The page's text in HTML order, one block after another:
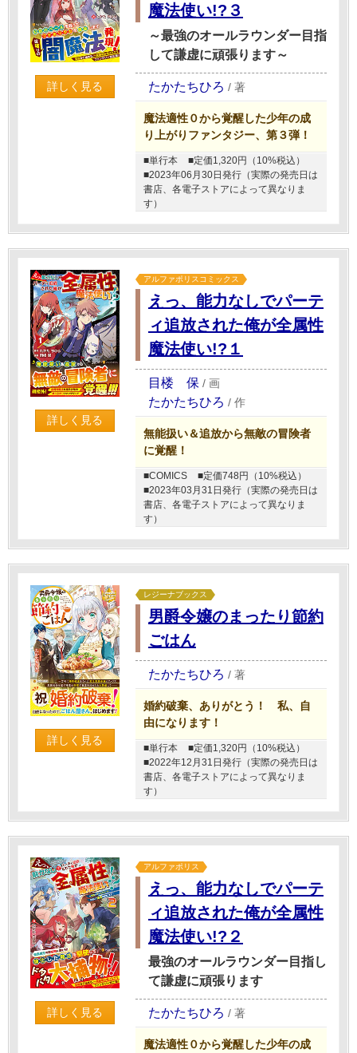
詳しく見る
魔法使い!?３
～最強のオールラウンダー目指
して謙虚に頑張ります～
たかたちひろ / 著
魔法適性０から覚醒した少年の成
り上がりファンタジー、第３弾！
■単行本
■定価1,320円（10%税込）
■2023年06月30日発行（実際の発売日は
書店、各電子ストアによって異なりま
す）
詳しく見る
アルファポリスコミックス
えっ、能力なしでパーテ
ィ追放された俺が全属性
魔法使い!?１
目楼 保 / 画
たかたちひろ / 作
無能扱い＆追放から無敵の冒険者
に覚醒！
■COMICS
■定価748円（10%税込）
■2023年03月31日発行（実際の発売日は
書店、各電子ストアによって異なりま
す）
詳しく見る
レジーナブックス
男爵令嬢のまったり節約
ごはん
たかたちひろ / 著
婚約破棄、ありがとう！ 私、自
由になります！
■単行本
■定価1,320円（10%税込）
■2022年12月31日発行（実際の発売日は
書店、各電子ストアによって異なりま
す）
詳しく見る
アルファポリス
えっ、能力なしでパーテ
ィ追放された俺が全属性
魔法使い!?２
最強のオールラウンダー目指し
て謙虚に頑張ります
たかたちひろ / 著
魔法適性０から覚醒した少年の成